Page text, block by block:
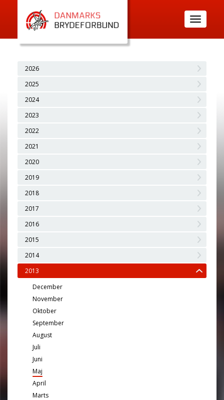
Toggle
navigation
2026
2025
2024
2023
2022
2021
2020
2019
2018
2017
2016
2015
2014
2013
December
November
Oktober
September
August
Juli
Juni
Maj
April
Marts